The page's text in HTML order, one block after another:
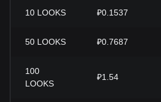
10 LOOKS ₽0.1537
50 LOOKS ₽0.7687
100
LOOKS
₽1.54